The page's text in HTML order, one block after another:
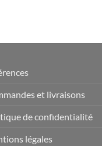
et livraisons
de confidentialité
légales